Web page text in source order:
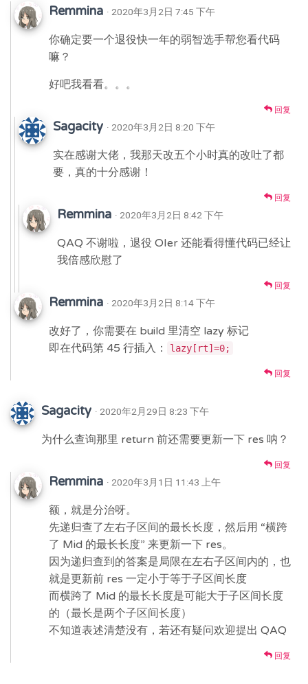
Remmina · 2020年3月2日 7:45 下午
你确定要一个退役快一年的弱智选手帮您看代码
嘛？
好吧我看看。。。
回复
Sagacity · 2020年3月2日 8:20 下午
实在感谢大佬，我那天改五个小时真的改吐了都
要，真的十分感谢！
回复
Remmina · 2020年3月2日 8:42 下午
QAQ 不谢啦，退役 OIer 还能看得懂代码已经让
我倍感欣慰了
回复
Remmina · 2020年3月2日 8:14 下午
改好了，你需要在 build 里清空 lazy 标记
即在代码第 45 行插入：
lazy[rt]=0;
回复
Sagacity · 2020年2月29日 8:23 下午
为什么查询那里 return 前还需要更新一下 res 呐？
回复
Remmina · 2020年3月1日 11:43 上午
额，就是分治呀。
先递归查了左右子区间的最长长度，然后用 “横跨
了 Mid 的最长长度” 来更新一下 res。
因为递归查到的答案是局限在左右子区间内的，也
就是更新前 res 一定小于等于子区间长度
而横跨了 Mid 的最长长度是可能大于子区间长度
的（最长是两个子区间长度）
不知道表述清楚没有，若还有疑问欢迎提出 QAQ
回复